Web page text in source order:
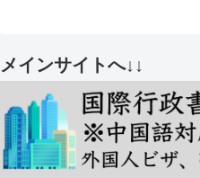
メインサイトへ↓↓